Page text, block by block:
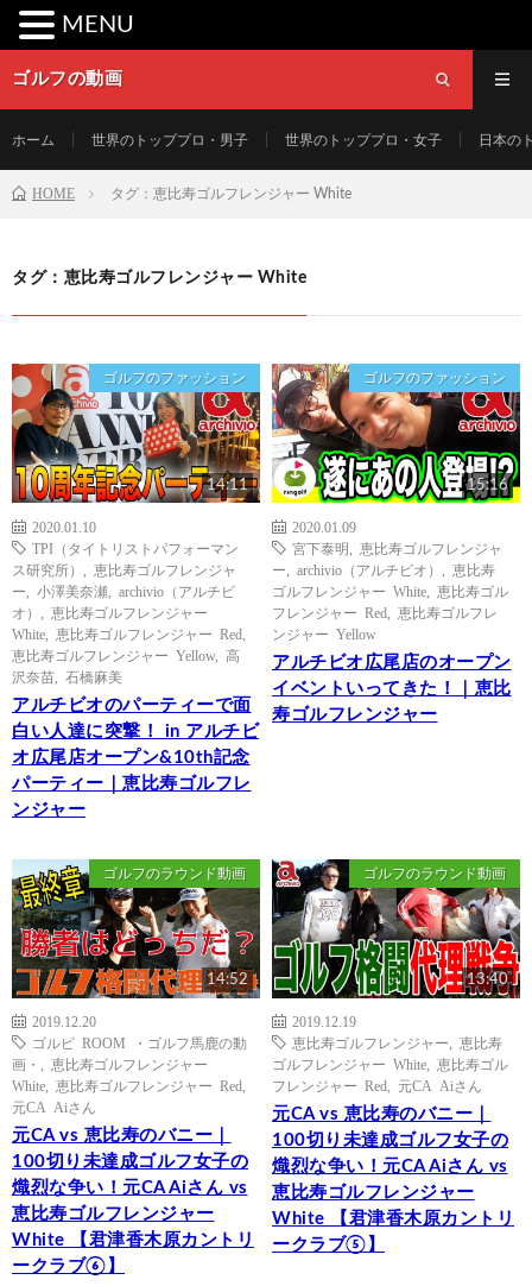
ゴルフの動画
ホーム 世界のトッププロ・男子 世界のトッププロ・女子 日本の
HOME タグ：恵比寿ゴルフレンジャー White
タグ：恵比寿ゴルフレンジャー White
ゴルフのファッション
14:11
2020.01.10
TPI（タイトリストパフォーマン
ス研究所）
恵比寿ゴルフレンジャ
ー
小澤美奈瀬
archivio（アルチビ
オ）
恵比寿ゴルフレンジャー
White
恵比寿ゴルフレンジャー Red
恵比寿ゴルフレンジャー Yellow, 高
沢奈苗
石橋麻美
アルチビオのパーティーで面
白い人達に突撃！ in アルチビ
オ広尾店オープン&10th記念
パーティー｜恵比寿ゴルフレ
ンジャー
ゴルフのファッション
15:16
2020.01.09
宮下泰明
恵比寿ゴルフレンジャ
ー
archivio（アルチビオ）
恵比寿
ゴルフレンジャー White
恵比寿ゴル
フレンジャー Red
恵比寿ゴルフレ
ンジャー Yellow
アルチビオ広尾店のオープン
イベントいってきた！｜恵比
寿ゴルフレンジャー
ゴルフのラウンド動画
14:52
2019.12.20
ゴルピ ROOM ・ゴルフ馬鹿の動
画・
恵比寿ゴルフレンジャー
White
恵比寿ゴルフレンジャー Red
元CA Aiさん
元CA vs 恵比寿のバニー｜
100切り未達成ゴルフ女子の
熾烈な争い！元CA Aiさん vs
恵比寿ゴルフレンジャー
White 【君津香木原カントリ
ークラブ⑥】
ゴルフのラウンド動画
13:40
2019.12.19
恵比寿ゴルフレンジャー
恵比寿
ゴルフレンジャー White
恵比寿ゴル
フレンジャー Red
元CA Aiさん
元CA vs 恵比寿のバニー｜
100切り未達成ゴルフ女子の
熾烈な争い！元CA Aiさん vs
恵比寿ゴルフレンジャー
White 【君津香木原カントリ
ークラブ⑤】
MENU